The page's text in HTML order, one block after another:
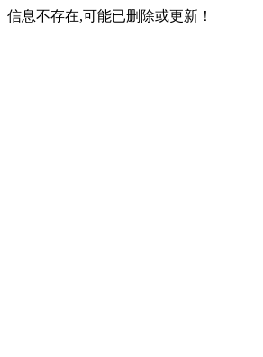
信息不存在,可能已删除或更新！